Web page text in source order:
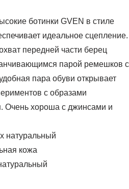
ботинки GVEN в стиле
идеальное сцепление.
передней части берец
парой ремешков с
пара обуви открывает
с образами
Очень хороша с джинсами и
натуральный
кожа